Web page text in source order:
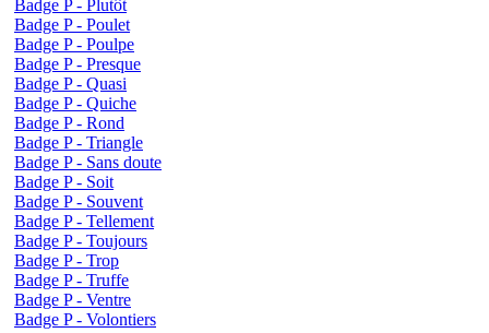
Badge P - Plutôt
Badge P - Poulet
Badge P - Poulpe
Badge P - Presque
Badge P - Quasi
Badge P - Quiche
Badge P - Rond
Badge P - Triangle
Badge P - Sans doute
Badge P - Soit
Badge P - Souvent
Badge P - Tellement
Badge P - Toujours
Badge P - Trop
Badge P - Truffe
Badge P - Ventre
Badge P - Volontiers